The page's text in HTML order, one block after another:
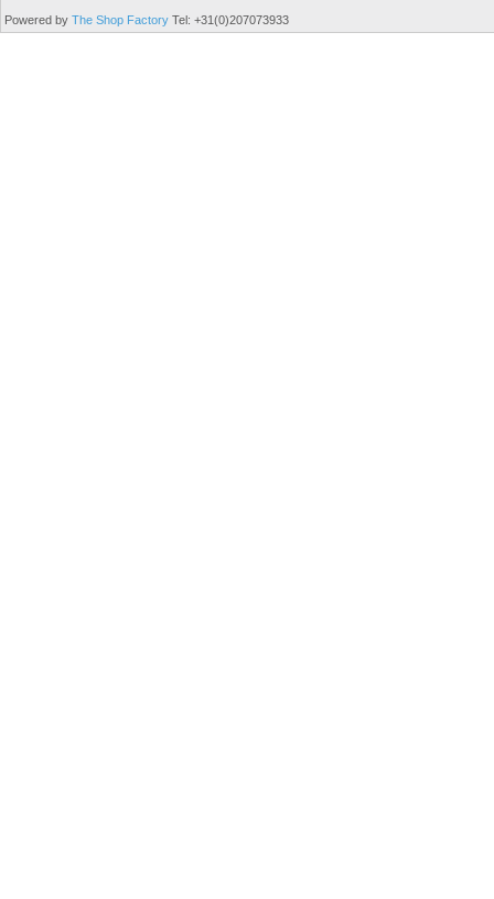
Powered by The Shop Factory Tel: +31(0)207073933